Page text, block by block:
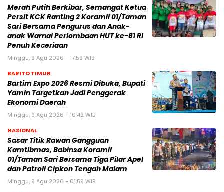
Merah Putih Berkibar, Semangat Ketua
Persit KCK Ranting 2 Koramil 01/Taman
Sari Bersama Pengurus dan Anak-
anak Warnai Perlombaan HUT ke-81 RI
Penuh Keceriaan
Minggu, 9 Agu 2026 - 17:59 WIB
BARITO TIMUR
Bartim Expo 2026 Resmi Dibuka, Bupati
Yamin Targetkan Jadi Penggerak
Ekonomi Daerah
Minggu, 9 Agu 2026 - 10:42 WIB
NASIONAL
Sasar Titik Rawan Gangguan
Kamtibmas, Babinsa Koramil
01/Taman Sari Bersama Tiga Pilar Apel
dan Patroli Cipkon Tengah Malam
Minggu, 9 Agu 2026 - 01:59 WIB